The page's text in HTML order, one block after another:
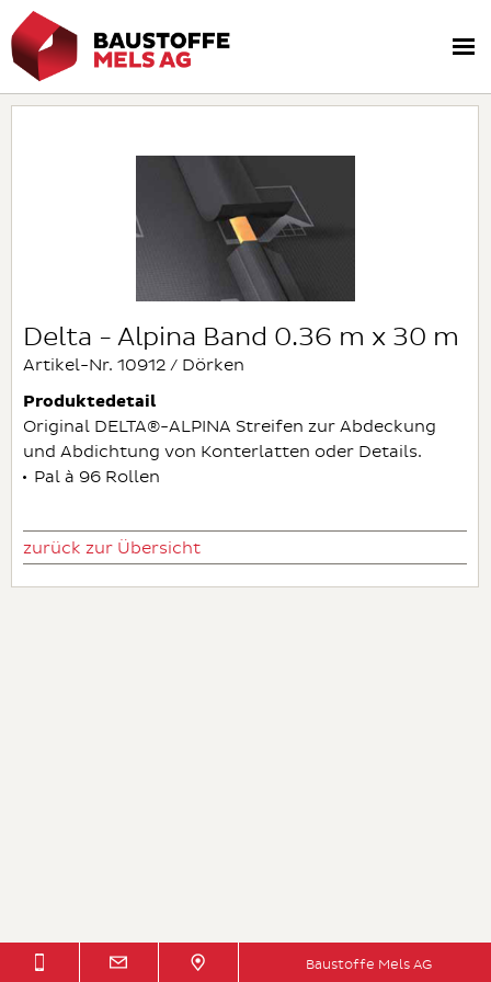
Delta - Alpina Band 0.36 m x 30 m
Artikel-Nr. 10912 / Dörken
Produktedetail
Original DELTA®-ALPINA Streifen zur Abdeckung
und Abdichtung von Konterlatten oder Details.
Pal à 96 Rollen
zurück zur Übersicht
Baustoffe Mels AG